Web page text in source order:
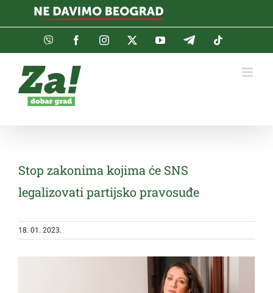
Viber FacebookInstagramTwitterYouTubeTelegram
Stop zakonima kojima će SNS
legalizovati partijsko pravosuđe
18. 01. 2023.